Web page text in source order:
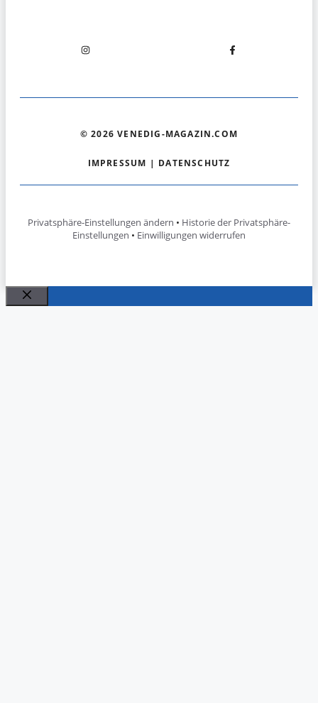
© 2026 VENEDIG-MAGAZIN.COM
IMPRESSUM | DATENSCHUTZ
Privatsphäre-Einstellungen ändern • Historie der Privatsphäre-
Einstellungen • Einwilligungen widerrufen
Schließen